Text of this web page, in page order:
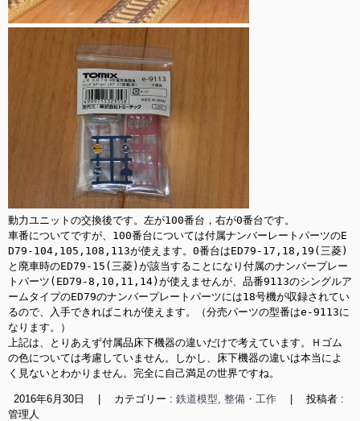
動力ユニットの交換後です。左が100番台，右が0番台です。
車番についてですが、100番台については付属ナンバーレートパーツのE
D79-104,105,108,113が使えます。0番台はED79-17,18,19(三菱)
と廃車時のED79-15(三菱)が該当することになり付属のナンバープレー
トパーツ(ED79-8,10,11,14)が使えませんが、品番9113のシングルア
ームタイプのED79のナンバープレートパーツには18号機が収録されてい
るので、入手できればこれが使えます。（分売パーツの型番はe-9113に
なります。）
上記は、とりあえず付属品床下機器の違いだけで考えています。Ｈゴム
の色については考慮していません。しかし、床下機器の違いは本当によ
く見ないとわかりません。完全に自己満足の世界ですね。
2016年6月30日 カテゴリー : 鉄道模型, 整備・工作
投稿者 :
管理人